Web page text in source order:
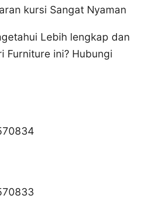
kursi Sangat Nyaman
Lebih lengkap dan
Furniture ini? Hubungi